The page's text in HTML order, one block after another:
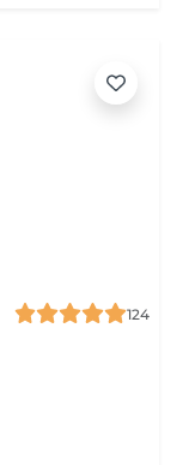
124